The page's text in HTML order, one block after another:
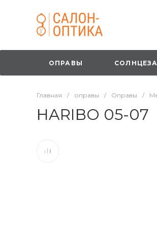
ОПРАВЫ
Главная / оправы / Оправы /
HARIBO 05-07